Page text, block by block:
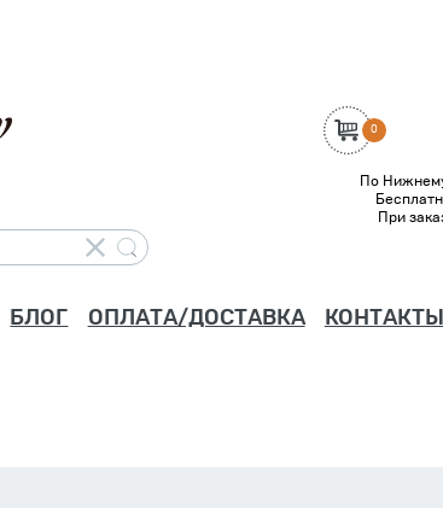
0
По
При
БЛОГ ОПЛАТА/ДОСТАВКА КОНТАКТЫ